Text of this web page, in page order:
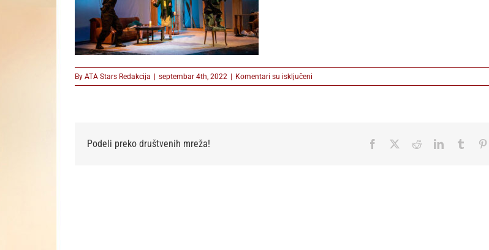
By ATA Stars Redakcija | septembar 4th, 2022 | Komentari su isključeni
LariTompson-
Podeli preko društvenih mreža! Facebook RedditLinkedInTumblr